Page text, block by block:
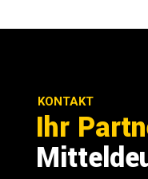
KONTAKT
Ihr